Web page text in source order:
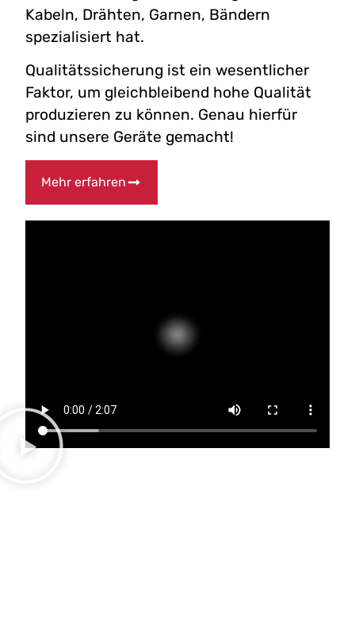
Kabeln, Drähten, Garnen, Bändern
spezialisiert hat.
Qualitätssicherung ist ein wesentlicher
Faktor, um gleichbleibend hohe Qualität
produzieren zu können. Genau hierfür
sind unsere Geräte gemacht!
Mehr erfahren